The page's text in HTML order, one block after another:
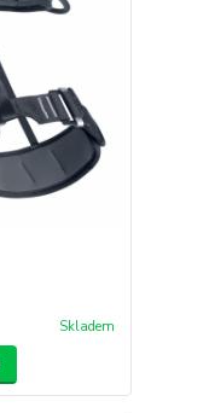
Skladem